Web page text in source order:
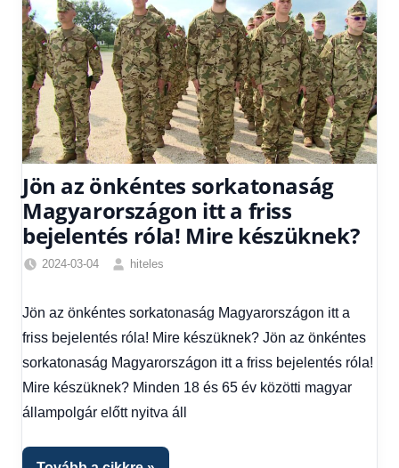
Jön az önkéntes sorkatonaság
Magyarországon itt a friss
bejelentés róla! Mire készüknek?
2024-03-04
hiteles
hírek,
Hírek,
Hírek
Jön az önkéntes sorkatonaság Magyarországon itt a
friss bejelentés róla! Mire készüknek? Jön az önkéntes
sorkatonaság Magyarországon itt a friss bejelentés róla!
Mire készüknek? Minden 18 és 65 év közötti magyar
állampolgár előtt nyitva áll